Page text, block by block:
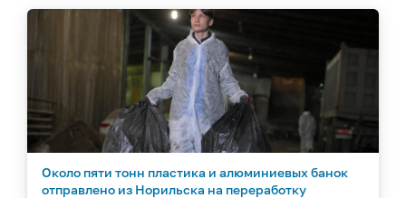
Около пяти тонн пластика и алюминиевых банок
отправлено из Норильска на переработку